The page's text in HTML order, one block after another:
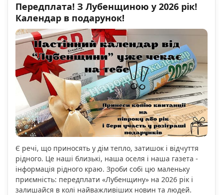
Передплата! З Лубенщиною у 2026 рік!
Календар в подарунок!
Є речі, що приносять у дім тепло, затишок і відчуття
рідного. Це наші близькі, наша оселя і наша газета -
інформація рідного краю. Зроби собі цю маленьку
приємність: передплати «Лубенщину» на 2026 рік і
залишайся в колі найважливіших новин та людей.